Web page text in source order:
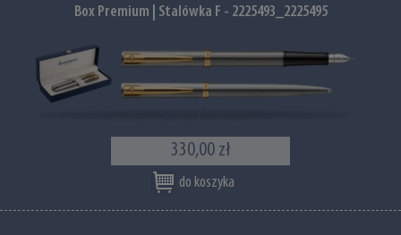
Box Premium | Stalówka F - 2225493_2225495
330,00 zł
do koszyka